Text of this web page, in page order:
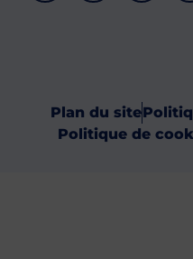
Plan du site
Politique de